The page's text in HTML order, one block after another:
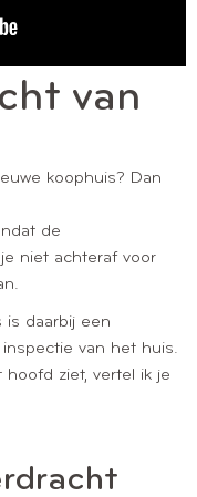
van
koophuis? Dan
de
niet achteraf voor
is daarbij een
van het huis.
ziet, vertel ik je